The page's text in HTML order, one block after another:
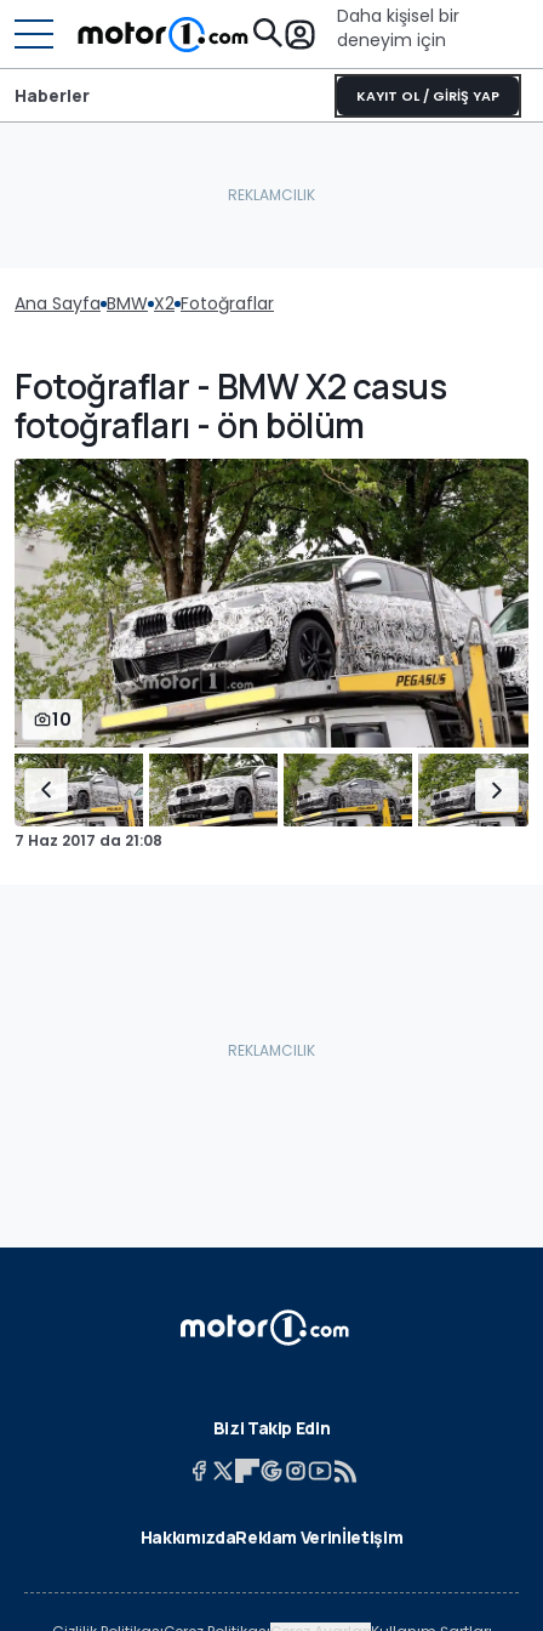
Daha kişisel bir
deneyim için
KAYIT OL / GİRİŞ YAP
Haberler
Ana Sayfa BMW X2 Fotoğraflar
Fotoğraflar - BMW X2 casus
fotoğrafları - ön bölüm
10
7 Haz 2017 da 21:08
Bizi Takip Edin
HakkımızdaReklam Verinİletişim